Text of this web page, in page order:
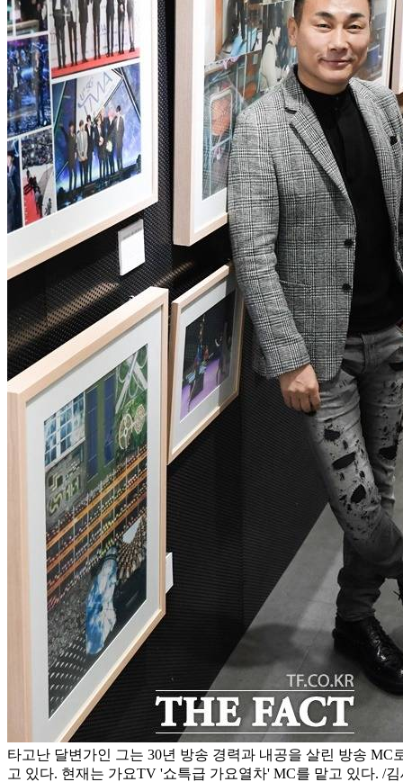
타고난 달변가인 그는 30년 방송 경력과 내공을 살린 방송 MC
고 있다. 현재는 가요TV '쇼특급 가요열차' MC를 맡고 있다. /